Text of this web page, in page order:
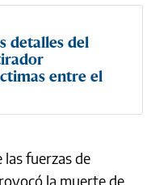
detalles del
entre el
fuerzas de
la muerte de